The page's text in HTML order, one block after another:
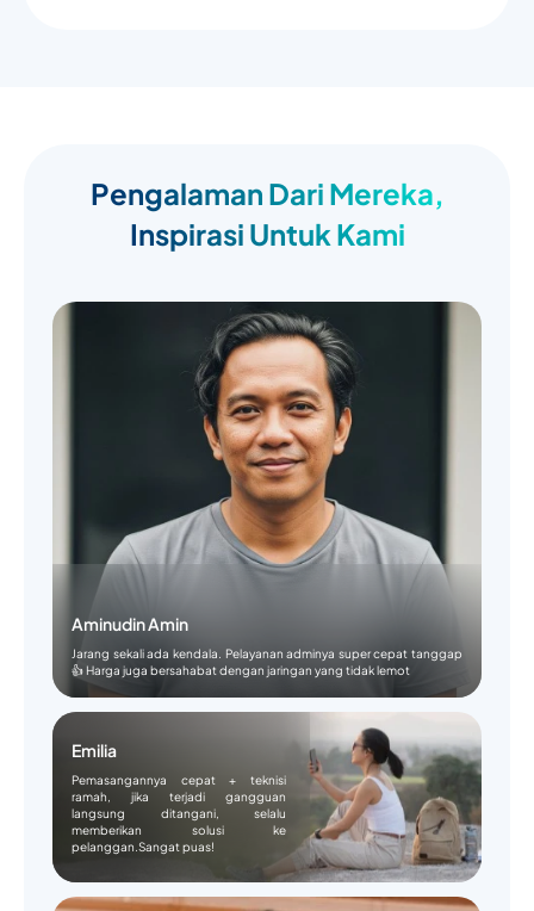
Pengalaman Dari Mereka,
Inspirasi Untuk Kami
Aminudin Amin
Jarang sekali ada kendala. Pelayanan adminya super cepat tanggap
👍 Harga juga bersahabat dengan jaringan yang tidak lemot
Emilia
Pemasangannya cepat + teknisi
ramah, jika terjadi gangguan
langsung ditangani, selalu
memberikan solusi ke
pelanggan.Sangat puas!